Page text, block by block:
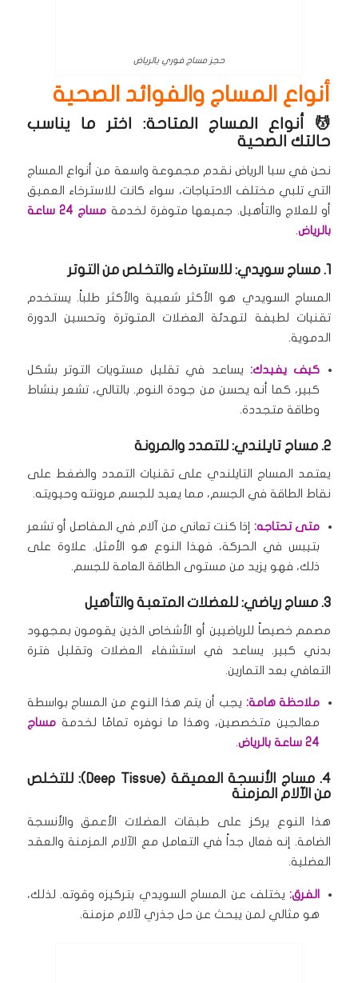
حجز مساج فوري بالرياض
أنواع المساج والفوائد الصحية
💆 أنواع المساج المتاحة: اختر ما يناسب
حالتك الصحية
نحن في سبا الرياض نقدم مجموعة واسعة من أنواع المساج
التي تلبي مختلف الاحتياجات، سواء كانت للاسترخاء العميق
أو للعلاج والتأهيل. جميعها متوفرة لخدمة
مساج 24 ساعة
بالرياض.
1. مساج سويدي: للاسترخاء والتخلص من التوتر
المساج السويدي هو الأكثر شعبية والأكثر طلباً. يستخدم
تقنيات لطيفة لتهدئة العضلات المتوترة وتحسين الدورة
الدموية.
كيف يفيدك:يساعد في تقليل مستويات التوتر بشكل
كبير، كما أنه يحسن من جودة النوم.بالتالي، تشعر بنشاط
وطاقة متجددة.
2. مساج تايلندي: للتمدد والمرونة
يعتمد المساج التايلندي على تقنيات التمدد والضغط على
نقاط الطاقة في الجسم، مما يعيد للجسم مرونته وحيويته.
متى تحتاجه:إذا كنت تعاني من آلام في المفاصل أو تشعر
بتيبس في الحركة، فهذا النوع هو الأمثل. علاوة على
ذلك، فهو يزيد من مستوى الطاقة العامة للجسم.
3. مساج رياضي: للعضلات المتعبة والتأهيل
مصمم خصيصاً للرياضيين أو الأشخاص الذين يقومون بمجهود
بدني كبير. يساعد في استشفاء العضلات وتقليل فترة
التعافي بعد التمارين.
ملاحظة هامة: يجب أن يتم هذا النوع من المساج بواسطة
معالجين متخصصين، وهذا ما نوفره تمامًا لخدمةمساج
24 ساعة بالرياض
.
4. مساج الأنسجة العميقة (Deep Tissue): للتخلص
من الآلام المزمنة
هذا النوع يركز على طبقات العضلات الأعمق والأنسجة
الضامة. إنه فعال جداً في التعامل مع الآلام المزمنة والعقد
العضلية.
الفرق:يختلف عن المساج السويدي بتركيزه وقوته. لذلك،
هو مثالي لمن يبحث عن حل جذري لآلام مزمنة.